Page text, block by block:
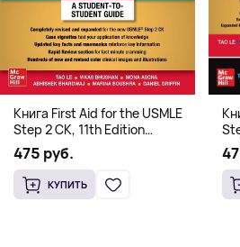
Книга First Aid for the USMLE
Step 2 CK, 11th Edition
(Мягкий переплет,
Английский язык)
475 руб.
КУПИТЬ